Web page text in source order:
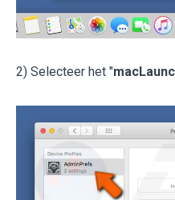
2) Selecteer het "